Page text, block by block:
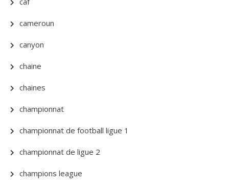
cameroun
canyon
chaine
chaines
championnat
championnat de football ligue 1
championnat de ligue 2
champions league